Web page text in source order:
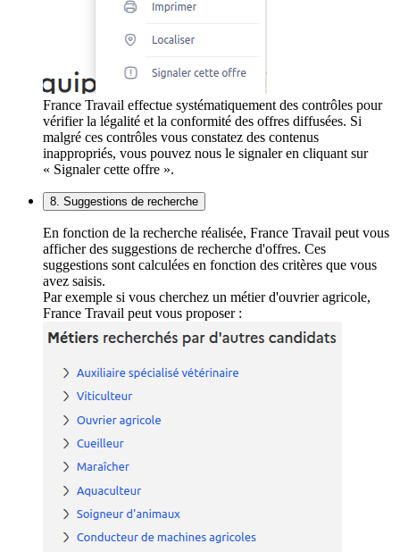
France Travail effectue systématiquement des contrôles pour
vérifier la légalité et la conformité des offres diffusées. Si
malgré ces contrôles vous constatez des contenus
inappropriés, vous pouvez nous le signaler en cliquant sur
« Signaler cette offre ».
8. Suggestions de recherche
En fonction de la recherche réalisée, France Travail peut vous
afficher des suggestions de recherche d'offres. Ces
suggestions sont calculées en fonction des critères que vous
avez saisis.
Par exemple si vous cherchez un métier d'ouvrier agricole,
France Travail peut vous proposer :